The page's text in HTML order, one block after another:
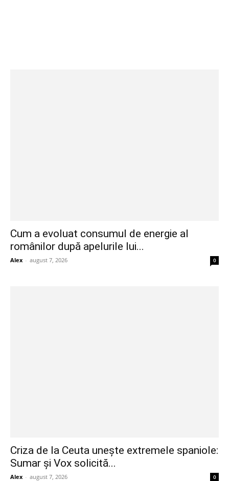
Cum a evoluat consumul de energie al
românilor după apelurile lui...
Alex - august 7, 2026 0
Criza de la Ceuta unește extremele spaniole:
Sumar și Vox solicită...
Alex - august 7, 2026 0